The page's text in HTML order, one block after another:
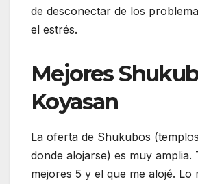
de desconectar de los
el estrés.
Mejores
Koyasan
La oferta de Shukubos
donde alojarse) es muy amplia.
mejores 5 y el que me alojé. Lo